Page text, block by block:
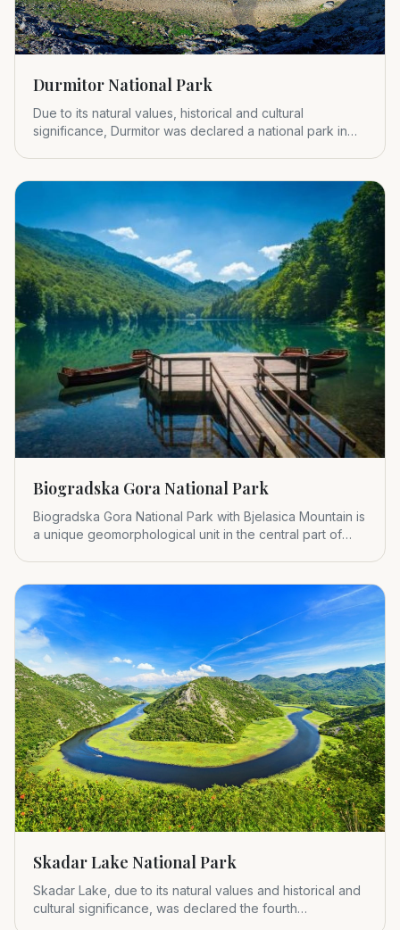
Durmitor National Park
Due to its natural values, historical and cultural
significance, Durmitor was declared a national park in
Biogradska Gora National Park
Biogradska Gora National Park with Bjelasica Mountain is
a unique geomorphological unit in the central part of
Skadar Lake National Park
Skadar Lake, due to its natural values and historical and
cultural significance, was declared the fourth